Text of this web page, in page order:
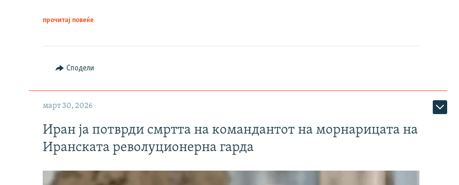
прочитај повеќе
Сподели
март 30, 2026
Иран ја потврди смртта на командантот на морнарицата на
Иранската револуционерна гарда